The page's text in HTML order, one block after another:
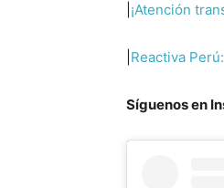
¡Atención
Reactiva
Síguenos en